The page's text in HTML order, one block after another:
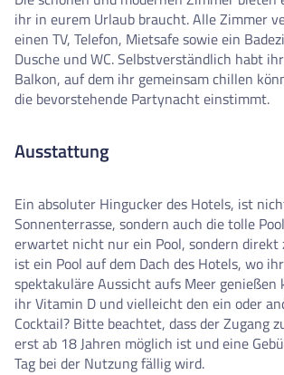
ihr in eurem Urlaub braucht. Alle Zimmer
einen TV, Telefon, Mietsafe sowie ein
Dusche und WC. Selbstverständlich habt
Balkon, auf dem ihr gemeinsam chillen
die bevorstehende Partynacht einstimmt.
Ausstattung
Ein absoluter Hingucker des Hotels, ist
Sonnenterrasse, sondern auch die tolle
erwartet nicht nur ein Pool, sondern direkt
ist ein Pool auf dem Dach des Hotels, wo
spektakuläre Aussicht aufs Meer
ihr Vitamin D und vielleicht den ein oder
Cocktail? Bitte beachtet, dass der Zugang
erst ab 18 Jahren möglich ist und eine
Tag bei der Nutzung fällig wird.